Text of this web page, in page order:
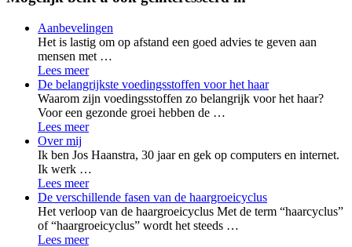
Aanbevelingen
Het is lastig om op afstand een goed advies te geven aan
mensen met …
Lees meer
De belangrijkste voedingsstoffen voor het haar
Waarom zijn voedingsstoffen zo belangrijk voor het haar?
Voor een gezonde groei hebben de …
Lees meer
Over mij
Ik ben Jos Haanstra, 30 jaar en gek op computers en internet.
Ik werk …
Lees meer
De verschillende fasen van de haargroeicyclus
Het verloop van de haargroeicyclus Met de term “haarcyclus”
of “haargroeicyclus” wordt het steeds …
Lees meer